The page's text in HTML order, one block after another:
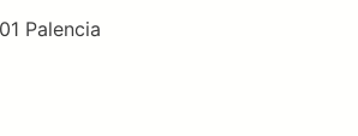
Palencia